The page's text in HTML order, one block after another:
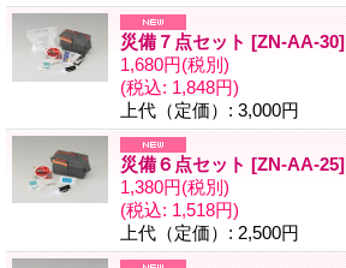
災備７点セット [ZN-AA-30]
1,680円(税別)
(税込: 1,848円)
上代（定価） : 3,000円
災備６点セット [ZN-AA-25]
1,380円(税別)
(税込: 1,518円)
上代（定価） : 2,500円